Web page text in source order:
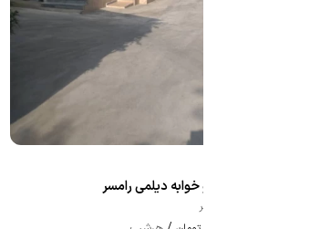
آپارتمان دو خوابه دیلمی رامسر
رامسر